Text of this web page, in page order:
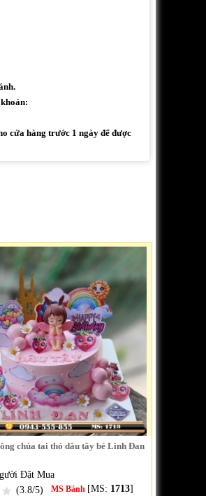
cửa hàng trước 1 ngày để được
chúa tai thỏ dâu tây bé Linh Đan
Đặt Mua
(3.8/5)
MS Bánh [MS: 1713]